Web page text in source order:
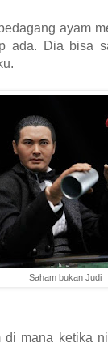
ayam
ada. Dia bisa
Saham bukan Judi
di mana ketika